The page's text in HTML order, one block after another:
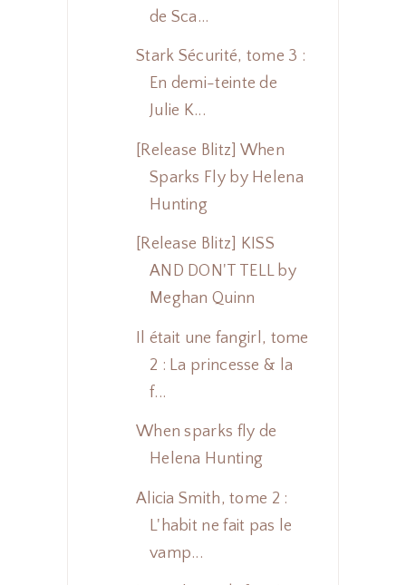
de Sca...
Stark Sécurité, tome 3 :
En demi-teinte de
Julie K...
[Release Blitz] When
Sparks Fly by Helena
Hunting
[Release Blitz] KISS
AND DON'T TELL by
Meghan Quinn
Il était une fangirl, tome
2 : La princesse & la
f...
When sparks fly de
Helena Hunting
Alicia Smith, tome 2 :
L'habit ne fait pas le
vamp...